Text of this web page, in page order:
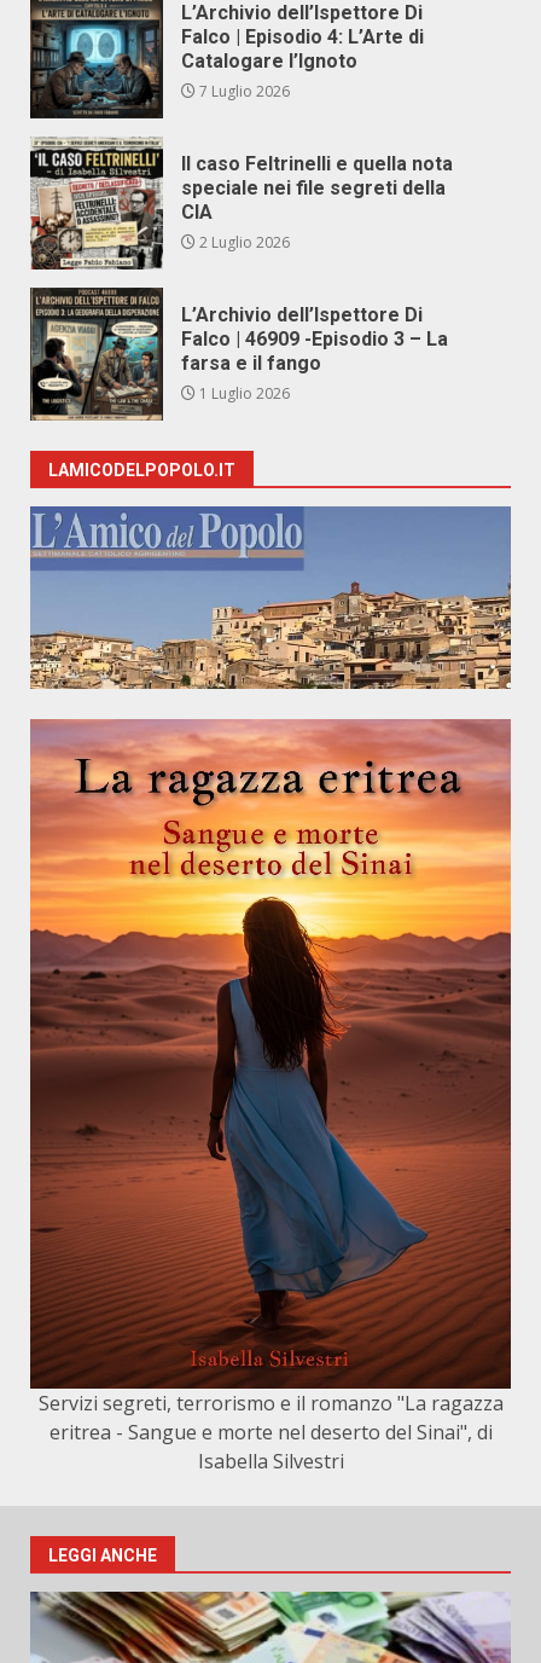
L’Archivio dell’Ispettore Di
Falco | Episodio 4: L’Arte di
Catalogare l’Ignoto
7 Luglio 2026
Il caso Feltrinelli e quella nota
speciale nei file segreti della
CIA
2 Luglio 2026
L’Archivio dell’Ispettore Di
Falco | 46909 -Episodio 3 – La
farsa e il fango
1 Luglio 2026
LAMICODELPOPOLO.IT
Servizi segreti, terrorismo e il romanzo "La ragazza
eritrea - Sangue e morte nel deserto del Sinai", di
Isabella Silvestri
LEGGI ANCHE